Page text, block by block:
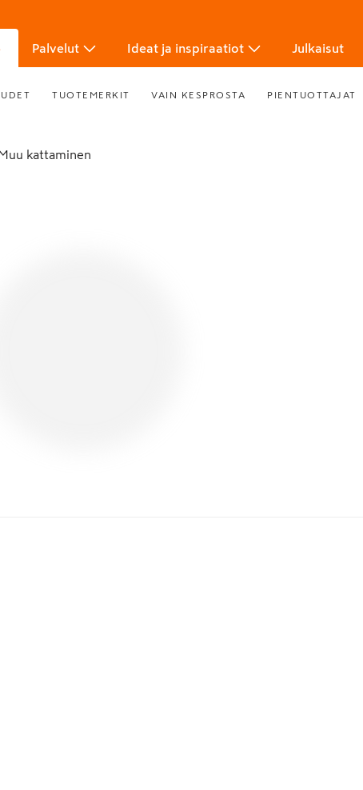
Palvelut Ideat ja inspiraatiot Julkaisut
TUOTEMERKIT VAIN KESPROSTA PIENTUOTTAJAT
Muu kattaminen